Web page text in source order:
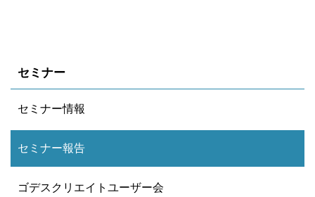
セミナー
セミナー情報
セミナー報告
ゴデスクリエイトユーザー会